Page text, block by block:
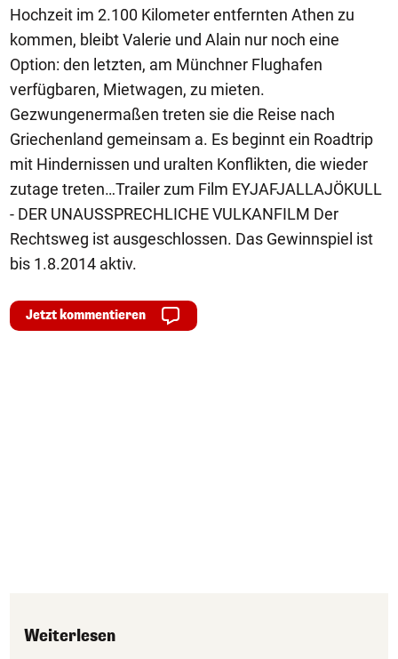
Hochzeit im 2.100 Kilometer entfernten Athen zu
kommen, bleibt Valerie und Alain nur noch eine
Option: den letzten, am Münchner Flughafen
verfügbaren, Mietwagen, zu mieten.
Gezwungenermaßen treten sie die Reise nach
Griechenland gemeinsam a. Es beginnt ein Roadtrip
mit Hindernissen und uralten Konflikten, die wieder
zutage treten…Trailer zum Film EYJAFJALLAJÖKULL
- DER UNAUSSPRECHLICHE VULKANFILM Der
Rechtsweg ist ausgeschlossen. Das Gewinnspiel ist
bis 1.8.2014 aktiv.
Jetzt kommentieren
Weiterlesen